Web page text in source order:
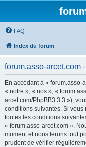
FAQ
Index du forum
forum.asso-arcet.com
En accédant à «
« notre », « nos », «
arcet.com/PhpBB3.3.3 »),
conditions suivantes. Si vous
toutes les conditions
« forum.asso-arcet.com ».
moment et nous ferons tout
prudent de vérifier